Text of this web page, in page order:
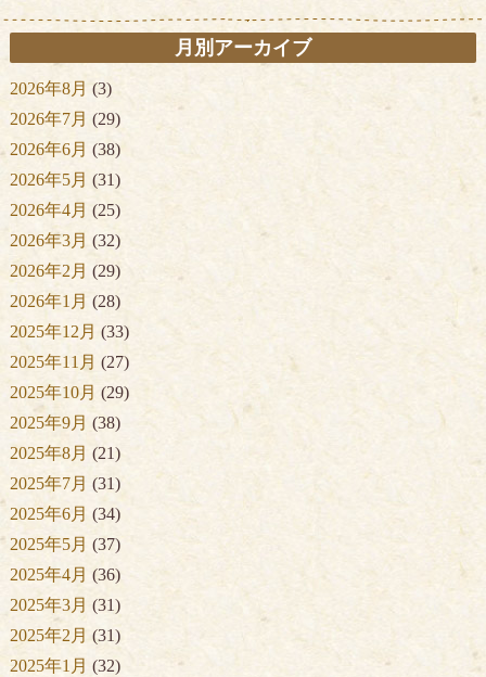
月別アーカイブ
2026年8月 (3)
2026年7月 (29)
2026年6月 (38)
2026年5月 (31)
2026年4月 (25)
2026年3月 (32)
2026年2月 (29)
2026年1月 (28)
2025年12月 (33)
2025年11月 (27)
2025年10月 (29)
2025年9月 (38)
2025年8月 (21)
2025年7月 (31)
2025年6月 (34)
2025年5月 (37)
2025年4月 (36)
2025年3月 (31)
2025年2月 (31)
2025年1月 (32)